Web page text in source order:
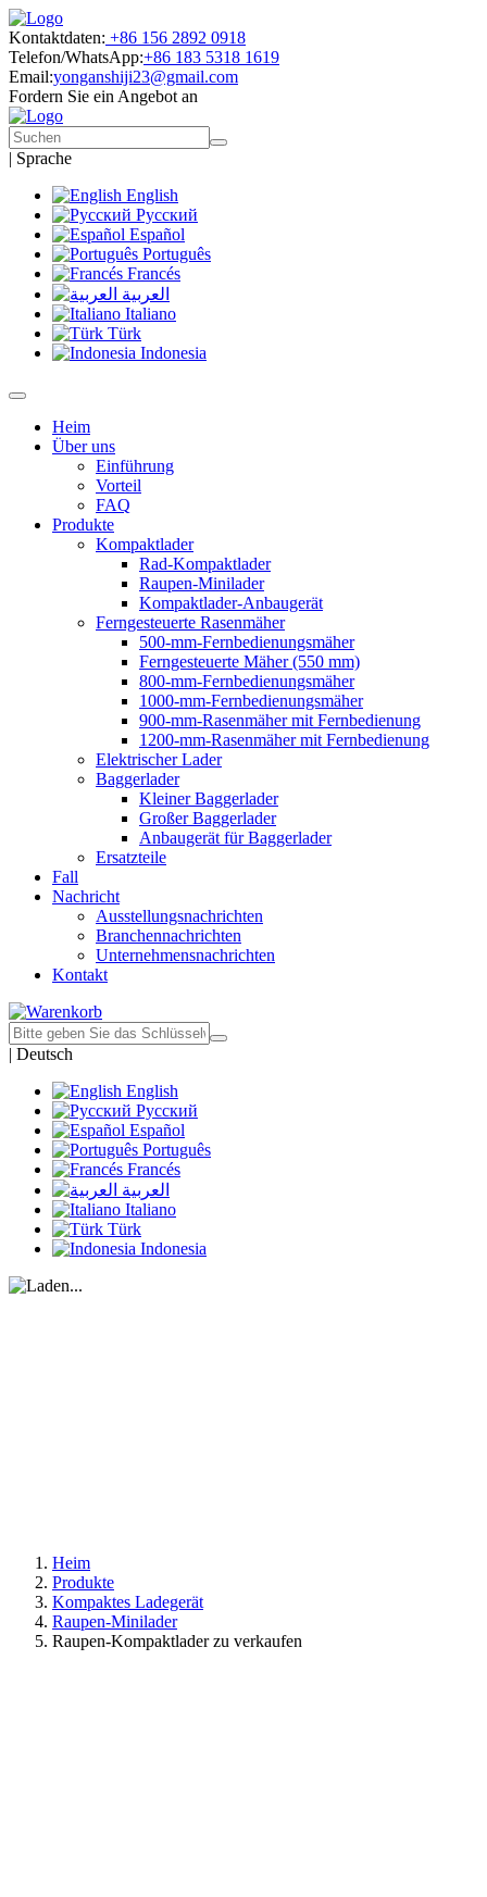
Kontaktdaten: +86 156 2892 0918
Telefon/WhatsApp:+86 183 5318 1619
Email:yonganshiji23@gmail.com
Fordern Sie ein Angebot an
| Sprache
English
Русский
Español
Português
Francés
العربية
Italiano
Türk
Indonesia
Heim
Über uns
Einführung
Vorteil
FAQ
Produkte
Kompaktlader
Rad-Kompaktlader
Raupen-Minilader
Kompaktlader-Anbaugerät
Ferngesteuerte Rasenmäher
500-mm-Fernbedienungsmäher
Ferngesteuerte Mäher (550 mm)
800-mm-Fernbedienungsmäher
1000-mm-Fernbedienungsmäher
900-mm-Rasenmäher mit Fernbedienung
1200-mm-Rasenmäher mit Fernbedienung
Elektrischer Lader
Baggerlader
Kleiner Baggerlader
Großer Baggerlader
Anbaugerät für Baggerlader
Ersatzteile
Fall
Nachricht
Ausstellungsnachrichten
Branchennachrichten
Unternehmensnachrichten
Kontakt
| Deutsch
English
Русский
Español
Português
Francés
العربية
Italiano
Türk
Indonesia
Heim
Produkte
Kompaktes Ladegerät
Raupen-Minilader
Raupen-Kompaktlader zu verkaufen